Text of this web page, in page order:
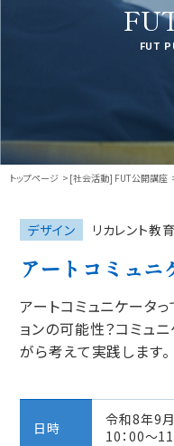
FUT
トップページ [社会活動] FUT公開講座
デザイン リカレント教
アートコミュ
アートコミュニケータ
ョンの可能性？コミュ
がら考えて実践します。
日時
令和8年9
10：00〜11